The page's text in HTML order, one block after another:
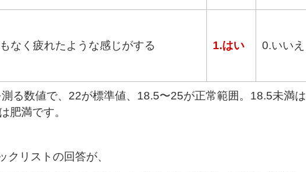
なく疲れたような感じがする 1.はい 0.いいえ
る数値で、22が標準値、18.5〜25が正常範囲。18.5未満は
肥満です。
クリストの回答が、